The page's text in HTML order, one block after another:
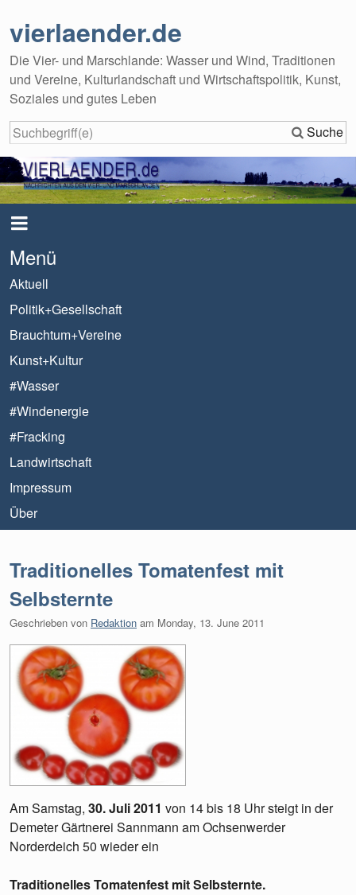
vierlaender.de
Die Vier- und Marschlande: Wasser und Wind, Traditionen
und Vereine, Kulturlandschaft und Wirtschaftspolitik, Kunst,
Soziales und gutes Leben
Suche
Menü
Aktuell
Politik+Gesellschaft
Brauchtum+Vereine
Kunst+Kultur
#Wasser
#Windenergie
#Fracking
Landwirtschaft
Impressum
Über
Traditionelles Tomatenfest mit
Selbsternte
Geschrieben von Redaktion am Monday, 13. June 2011
Am Samstag, 30. Juli 2011 von 14 bis 18 Uhr steigt in der
Demeter Gärtnerei Sannmann am Ochsenwerder
Norderdeich 50 wieder ein
Traditionelles Tomatenfest mit Selbsternte.